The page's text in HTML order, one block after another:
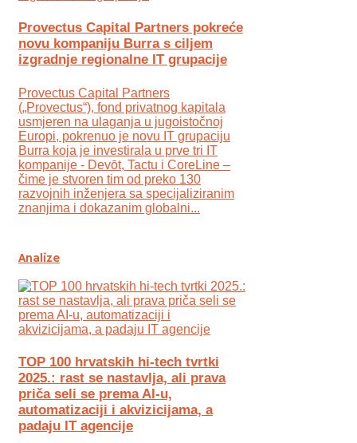
Provectus Capital Partners pokreće
novu kompaniju Burra s ciljem
izgradnje regionalne IT grupacije
Provectus Capital Partners
(„Provectus“), fond privatnog kapitala
usmjeren na ulaganja u jugoistočnoj
Europi, pokrenuo je novu IT grupaciju
Burra koja je investirala u prve tri IT
kompanije - Devōt, Tactu i CoreLine –
čime je stvoren tim od preko 130
razvojnih inženjera sa specijaliziranim
znanjima i dokazanim globalni...
Analize
TOP 100 hrvatskih hi-tech tvrtki
2025.: rast se nastavlja, ali prava
priča seli se prema AI-u,
automatizaciji i akvizicijama, a
padaju IT agencije